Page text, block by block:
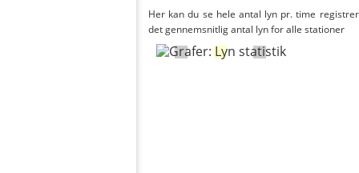
Her kan du se hele antal lyn pr. time
det gennemsnitlig antal lyn for alle stationer